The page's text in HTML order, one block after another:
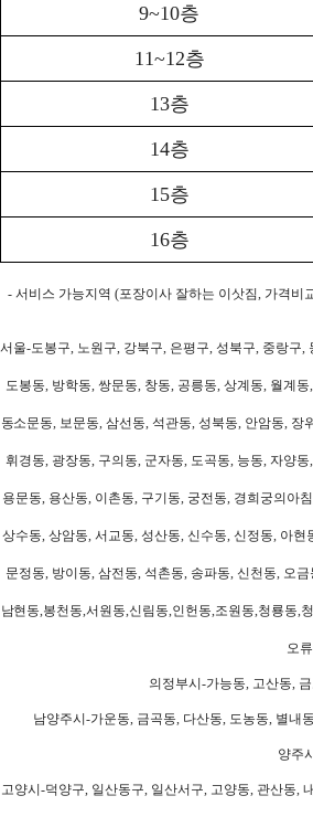
9~10층
11~12층
13층
14층
15층
16층
- 서비스 가능지역 (포장이사 잘하는 이삿짐, 가격
서울-도봉구, 노원구, 강북구, 은평구, 성북구, 중랑구
도봉동, 방학동, 쌍문동, 창동, 공릉동, 상계동, 월계
동소문동, 보문동, 삼선동, 석관동, 성북동, 안암동,
휘경동, 광장동, 구의동, 군자동, 도곡동, 능동, 자양
용문동, 용산동, 이촌동, 구기동, 궁전동, 경희궁의아
상수동, 상암동, 서교동, 성산동, 신수동, 신정동, 아
문정동, 방이동, 삼전동, 석촌동, 송파동, 신천동, 오
남현동,봉천동,서원동,신림동,인헌동,조원동,청룡동,
오
의정부시-가능동, 고산동,
남양주시-가운동, 금곡동, 다산동, 도농동, 별내
양주
고양시-덕양구, 일산동구, 일산서구, 고양동, 관산동,